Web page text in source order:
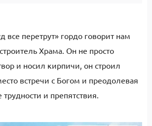
все перетрут» гордо говорит нам
Храма. Он не просто
и носил кирпичи, он строил
встречи с Богом и преодолевая
трудности и препятствия.